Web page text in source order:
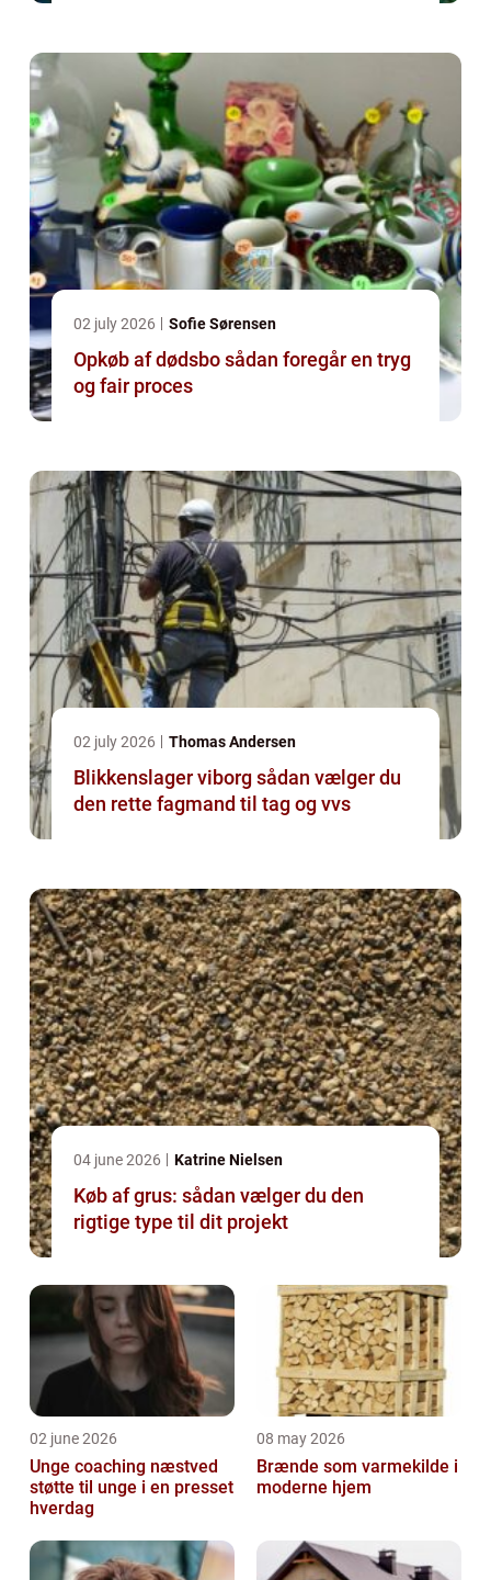
02 july 2026 Sofie Sørensen
Opkøb af dødsbo sådan foregår en tryg
og fair proces
02 july 2026 Thomas Andersen
Blikkenslager viborg sådan vælger du
den rette fagmand til tag og vvs
04 june 2026 Katrine Nielsen
Køb af grus: sådan vælger du den
rigtige type til dit projekt
02 june 2026
Unge coaching næstved
støtte til unge i en presset
hverdag
08 may 2026
Brænde som varmekilde i
moderne hjem